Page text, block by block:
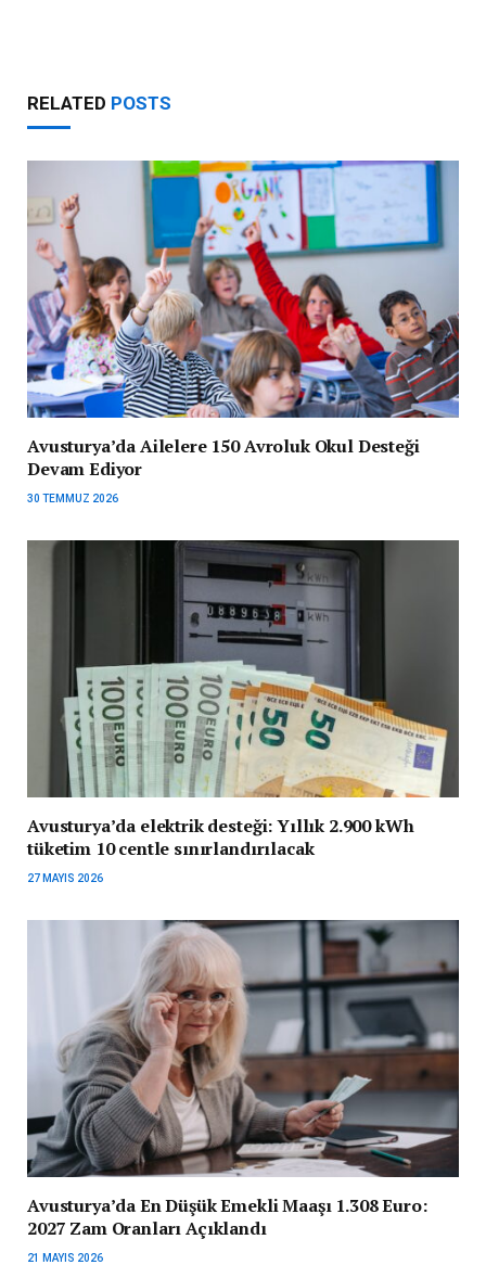
RELATED POSTS
Avusturya’da Ailelere 150 Avroluk Okul Desteği
Devam Ediyor
30 TEMMUZ 2026
Avusturya’da elektrik desteği: Yıllık 2.900 kWh
tüketim 10 centle sınırlandırılacak
27 MAYIS 2026
Avusturya’da En Düşük Emekli Maaşı 1.308 Euro:
2027 Zam Oranları Açıklandı
21 MAYIS 2026